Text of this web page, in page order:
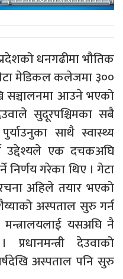
धनगढीमा भौतिक
मेडिकल कलेजमा ३००
सञ्चालनमा आउने भएको
सुदूरपश्चिमका सबै
साथै स्वास्थ्य
उद्देश्यले एक दचकअघि
गरेका थिए । गेटा
अहिले तयार भएको
अस्पताल सुरु गर्न
मन्त्रालयलाई यसअघि नै
देउवाको
अस्पताल पनि सुरु